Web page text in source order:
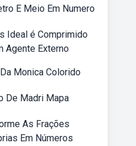
E Meio Em Numero
Ideal é Comprimido
Agente Externo
Monica Colorido
De Madri Mapa
As Frações
Em Números